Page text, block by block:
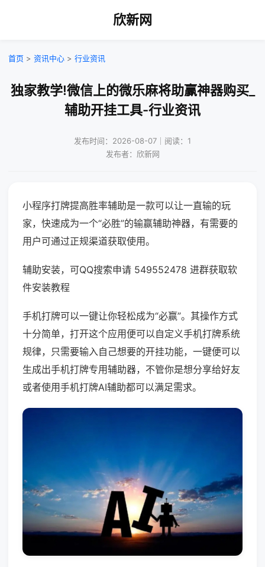
欣新网
首页 > 资讯中心 > 行业资讯
独家教学!微信上的微乐麻将助赢神器购买_
辅助开挂工具-行业资讯
发布时间：2026-08-07｜阅读：1
发布者：欣新网
小程序打牌提高胜率辅助是一款可以让一直输的玩
家，快速成为一个“必胜”的输赢辅助神器，有需要的
用户可通过正规渠道获取使用。
辅助安装，可QQ搜索申请 549552478 进群获取软
件安装教程
手机打牌可以一键让你轻松成为“必赢”。其操作方式
十分简单，打开这个应用便可以自定义手机打牌系统
规律，只需要输入自己想要的开挂功能，一键便可以
生成出手机打牌专用辅助器，不管你是想分享给好友
或者使用手机打牌AI辅助都可以满足需求。